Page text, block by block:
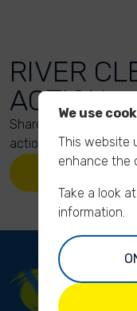
RIVER
ACTION
Share your action
action too!
We use
This website
enhance the
Take a look
information.